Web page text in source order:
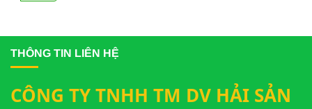
THÔNG TIN LIÊN HỆ
CÔNG TY TNHH TM DV HẢI SẢN